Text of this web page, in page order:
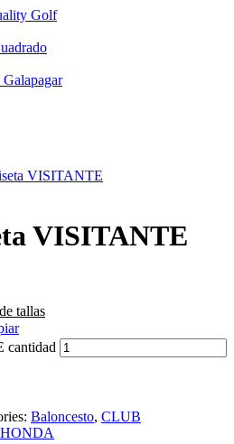
Golf
VISITANTE
VISITANTE
tallas
cantidad
Baloncesto, CLUB